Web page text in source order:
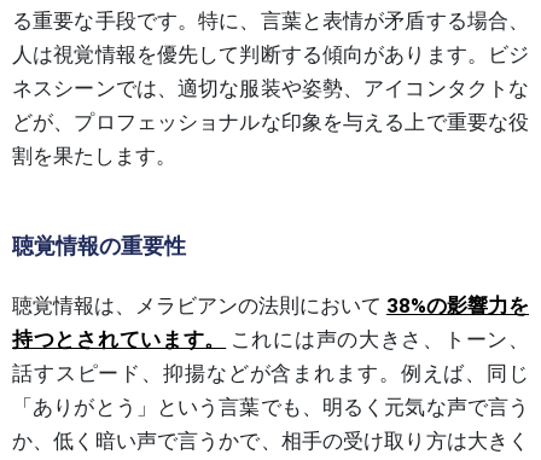
る重要な手段です。特に、言葉と表情が矛盾する場合、
人は視覚情報を優先して判断する傾向があります。ビジ
ネスシーンでは、適切な服装や姿勢、アイコンタクトな
どが、プロフェッショナルな印象を与える上で重要な役
割を果たします。
聴覚情報の重要性
聴覚情報は、メラビアンの法則において 38%の影響力を
持つとされています。
これには声の大きさ、トーン、
話すスピード、抑揚などが含まれます。例えば、同じ
「ありがとう」という言葉でも、明るく元気な声で言う
か、低く暗い声で言うかで、相手の受け取り方は大きく